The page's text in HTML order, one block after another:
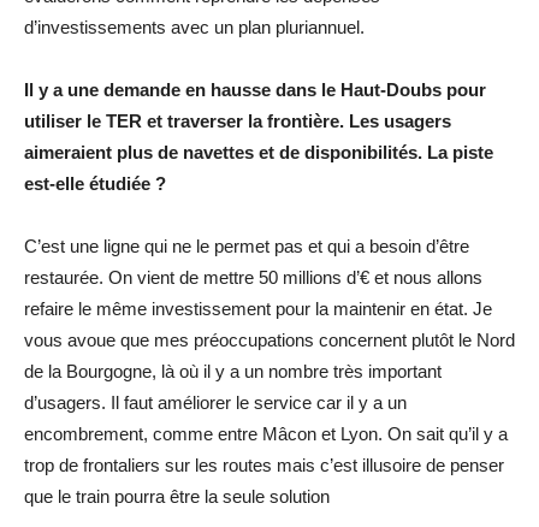
d’investissements avec un plan pluriannuel.
Il y a une demande en hausse dans le Haut-Doubs pour
utiliser le TER et traverser la frontière. Les usagers
aimeraient plus de navettes et de disponibilités. La piste
est-elle étudiée ?
C’est une ligne qui ne le permet pas et qui a besoin d’être
restaurée. On vient de mettre 50 millions d’€ et nous allons
refaire le même investissement pour la maintenir en état. Je
vous avoue que mes préoccupations concernent plutôt le Nord
de la Bourgogne, là où il y a un nombre très important
d’usagers. Il faut améliorer le service car il y a un
encombrement, comme entre Mâcon et Lyon. On sait qu’il y a
trop de frontaliers sur les routes mais c’est illusoire de penser
que le train pourra être la seule solution